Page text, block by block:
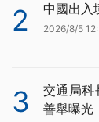
2 中國出入
2026/8/5
3
交通局科
善舉曝光